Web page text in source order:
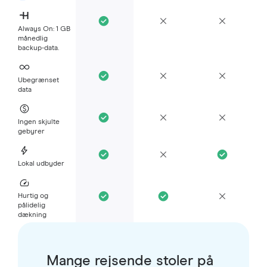
Always On: 1 GB
månedlig
backup-data.
Ubegrænset
data
Ingen skjulte
gebyrer
Lokal udbyder
Hurtig og
pålidelig
dækning
Mange rejsende stoler på